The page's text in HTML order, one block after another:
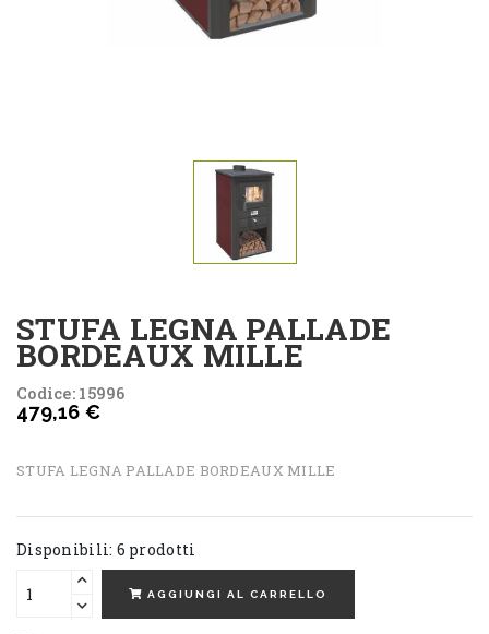
STUFA LEGNA PALLADE
BORDEAUX MILLE
Codice: 15996
479,16 €
STUFA LEGNA PALLADE BORDEAUX MILLE
Disponibili: 6 prodotti
AGGIUNGI AL CARRELLO